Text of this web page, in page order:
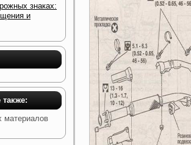
знаках:
и
материалов